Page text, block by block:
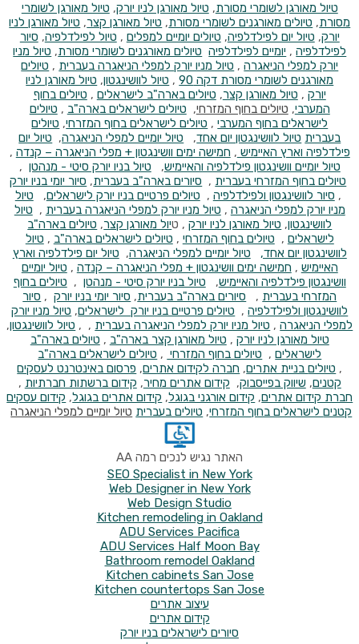
טיול מאורגן לשומרי מסורת, טיול מאורגן לניו יורק, טיול מאורגן לשומרי
מסורת, טיולים מאורגנים לשומרי מסורת, טיול מאורגן קצר, טיול מאורגן לניו
יורק, טיול יום לפילדלפיה, טיולים יומיים למפלים , טיול לפילדלפיה, סיור
לפילדלפיה, יומיים לפילדלפיה טיולים מאורגנים לשומרי מסורת, טיול מניו
יורק למפלי הניאגרה, טיול מניו יורק למפלי הניאגרה בעברית , טיולים
מאורגנים לשומרי מסורת דקה 90
, טיול לוושינגטון, טיול מאורגן לניו
יורק , טיול מאורגן קצר, טיולים בארה"ב לישראלים , טיולים בחוף
המערבי, טיולים בחוף המזרחי, טיולים לישראלים בארה"ב , טיולים
לישראלים בחוף המערבי, טיולים לישראלים בחוף המזרחי, טיולים
בעברית טיול לוושינגטון יום אחד, טיול יומיים למפלי הניאגרה, טיול יום
פילדלפיה וארץ האיימיש , חמישה ימים וושינגטון + מפלי הניאגרה – קנדה ,
טיול יומיים וושינגטון פילדלפיה והאיימיש, טיול בניו יורק סיטי - מנהטן ,
טיולים בחוף המזרחי בעברית , סיורים בארה"ב בעברית, סיור יומי בניו יורק
, סיור לוושינגטון ולפילדלפיה , טיולים פרטיים בניו יורק לישראלים, טיול
מניו יורק למפלי הניאגרה , טיול מניו יורק למפלי הניאגרה בעברית , טיול
לוושינגטון, טיול מאורגן לניו יורק, טיול מאורגן קצר, טיולים בארה"ב
לישראלים , טיולים בחוף המזרחי , טיולים לישראלים בארה"ב , טיול
לוושינגטון יום אחד,
טיול יומיים למפלי הניאגרה, טיול יום פילדלפיה וארץ
האיימיש , חמישה ימים וושינגטון + מפלי הניאגרה – קנדה , טיול יומיים
וושינגטון פילדלפיה והאיימיש, טיול בניו יורק סיטי - מנהטן , טיולים בחוף
המזרחי בעברית , סיורים בארה"ב בעברית, סיור יומי בניו יורק, סיור
לוושינגטון ולפילדלפיה, טיולים פרטיים בניו יורק לישראלים, טיול מניו יורק
למפלי הניאגרה, טיול מניו יורק למפלי הניאגרה בעברית , , טיול לוושינגטון,
טיול מאורגן לניו יורק , טיול מאורגן קצר בארה"ב , טיולים בארה"ב
לישראלים, טיולים בחוף המזרחי , טיולים לישראלים בארה"ב
, טיוליםבניית אתרים, חברה לקידום אתרים, פרסום באינטרנט לעסקים
קטנים, שיווק בפייסבוק, קידום אתרים מחיר, קידום ברשתות חברתיות ,
חברת קידום אתרים, קידום אורגני בגוגל, קידום אתרים בגוגל, קידום עסקים
קטניםלישראלים בחוף המזרחי, טיולים בעברית טיול יומיים למפלי הניאגרה
האתר נגיש לנכים רמה AA
SEO Specialist in New York
Web Designer in New York
Web Design Studio
Kitchen remodeling in Oakland
ADU Services Pacifica
ADU Services Half Moon Bay
Bathroom remodel Oakland
Kitchen cabinets San Jose
Kitchen countertops San Jose
עיצוב אתרים
קידום אתרים
סיורים לישראלים בניו יורק